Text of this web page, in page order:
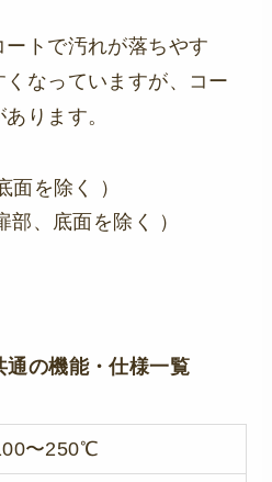
トで汚れが落ちやす
なっていますが、コー
ります。
面を除く ）
、底面を除く ）
の機能・仕様一覧
〜250℃